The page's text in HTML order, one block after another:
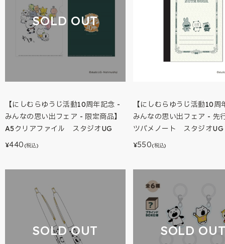
SOLD OUT
【にしむらゆうじ活動10周年記念 -
みんなの思い出フェア - 限定商品】
A5クリアファイル スタジオUG
¥440 (税込)
【にしむらゆうじ活動10周
みんなの思い出フェア - 先
ツバメノート スタジオUG
¥550(税込)
SOLD OUT SOLD